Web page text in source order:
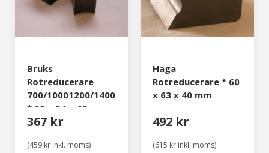
Bruks
Rotreducerare
700/10001200/1400
* 60 x 54 x 40 mm
367 kr
(459 kr inkl. moms)
Haga
Rotreducerare * 60
x 63 x 40 mm
492 kr
(615 kr inkl. moms)